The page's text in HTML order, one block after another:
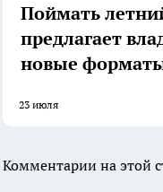
Поймать
предлагает
новые
23 июля
Комментарии на этой